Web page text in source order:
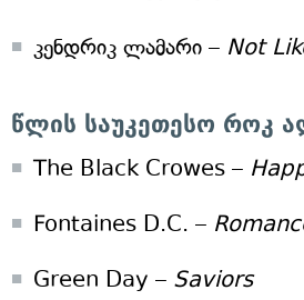
კენდრიკ ლამარი – Not
წლის საუკეთესო როკ
The Black Crowes –
Fontaines D.C. –
Green Day – Saviors